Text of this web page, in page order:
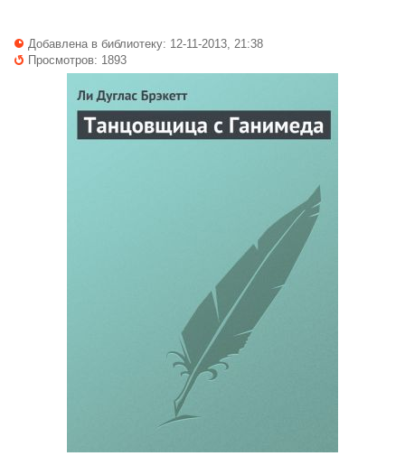
Добавлена в библиотеку: 12-11-2013, 21:38
Просмотров: 1893